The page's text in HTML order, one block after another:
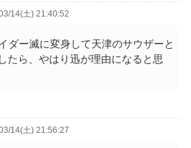
14(土) 21:40:52
ダー滅に変身して天津のサウザーと
たら、やはり迅が理由になると思
14(土) 21:56:27